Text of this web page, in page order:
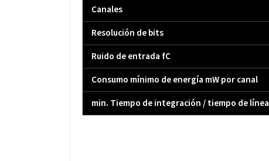
Canales
Resolución de bits
Ruido de entrada fC
Consumo mínimo de energía mW por canal
min. Tiempo de integración / tiempo de línea